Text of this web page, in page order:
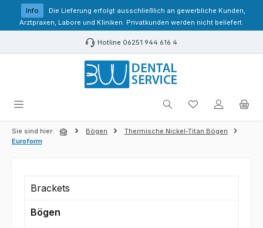
Zum Hauptinhalt springen
Info
Die Lieferung erfolgt ausschließlich an gewerbliche Kunden,
Arztpraxen, Labore und Kliniken. Privatkunden werden nicht beliefert.
Hotline 06251 944 616 4
Du hast 0
Sie sind hier: Bögen
Thermische Nickel-Titan Bögen
Euroform
Brackets
Bögen